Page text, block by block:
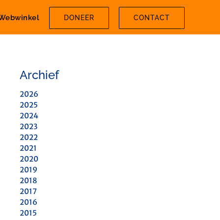
DONEER CONTACT
Archief
2026
2025
2024
2023
2022
2021
2020
2019
2018
2017
2016
2015